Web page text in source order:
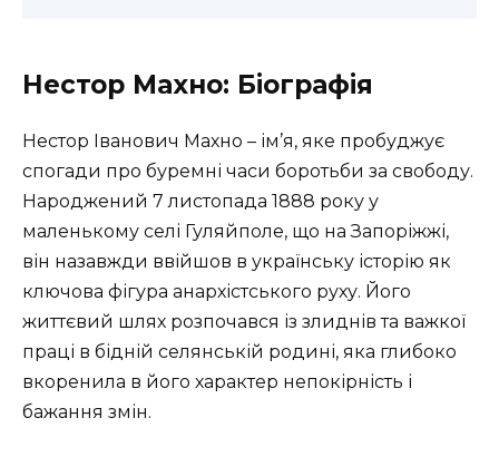
Нестор Махно: Біографія
Нестор Іванович Махно – ім’я, яке пробуджує
спогади про буремні часи боротьби за свободу.
Народжений 7 листопада 1888 року у
маленькому селі Гуляйполе, що на Запоріжжі,
він назавжди ввійшов в українську історію як
ключова фігура анархістського руху. Його
життєвий шлях розпочався із злиднів та важкої
праці в бідній селянській родині, яка глибоко
вкоренила в його характер непокірність і
бажання змін.